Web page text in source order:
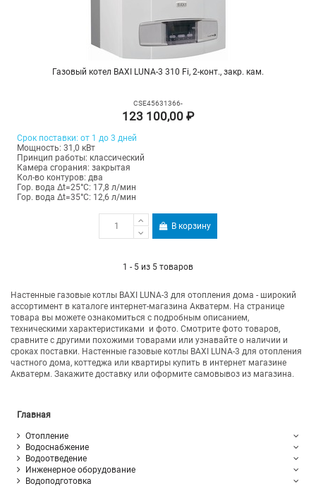
Газовый котел BAXI LUNA-3 310 Fi, 2-конт., закр. кам.
CSE45631366-
123 100,00 ₽
Срок поставки: от 1 до 3 дней
Мощность: 31,0 кВт
Принцип работы: классический
Камера сгорания: закрытая
Кол-во контуров: два
Гор. вода Δt=25°C: 17,8 л/мин
Гор. вода Δt=35°C: 12,6 л/мин
В корзину
1 - 5 из 5 товаров
Настенные газовые котлы BAXI LUNA-3 для отопления дома - широкий
ассортимент в каталоге интернет-магазина Акватерм. На странице
товара вы можете ознакомиться с подробным описанием,
техническими характеристиками и фото. Смотрите фото товаров,
сравните с другими похожими товарами или узнавайте о наличии и
сроках поставки. Настенные газовые котлы BAXI LUNA-3 для отопления
частного дома, коттеджа или квартиры купить в интернет магазине
Акватерм. Закажите доставку или оформите самовывоз из магазина.
Главная
Отопление
Водоснабжение
Водоотведение
Инженерное оборудование
Водоподготовка